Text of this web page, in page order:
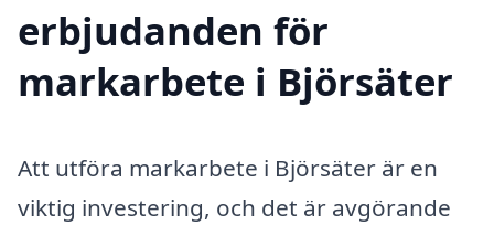
erbjudanden för
markarbete i Björsäter
Att utföra markarbete i Björsäter är en
viktig investering, och det är avgörande